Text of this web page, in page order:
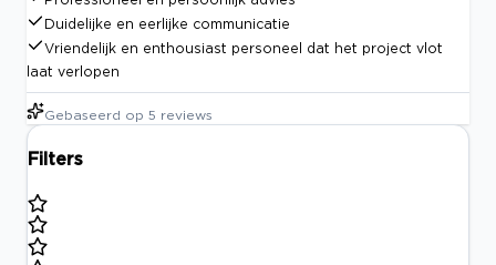
Duidelijke en eerlijke communicatie
Vriendelijk en enthousiast personeel dat het project vlot
laat verlopen
Gebaseerd op 5 reviews
Filters